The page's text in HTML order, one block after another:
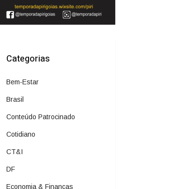
Categorias
Bem-Estar
Brasil
Conteúdo Patrocinado
Cotidiano
CT&I
DF
Economia & Finanças